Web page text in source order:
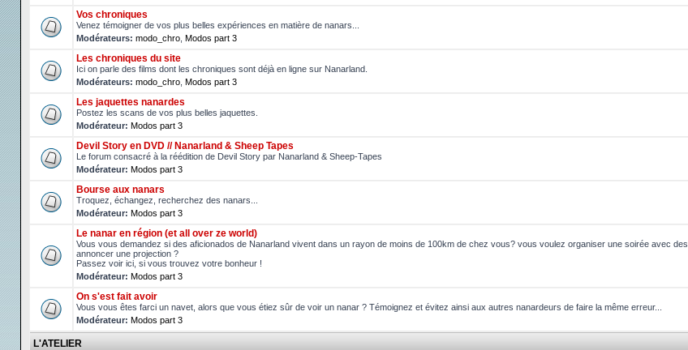
Vos chroniques
Venez témoigner de vos plus belles expériences en matière de nanars...
Modérateurs: modo_chro Modos part 3
Les chroniques du site
Ici on parle des films dont les chroniques sont déjà en ligne sur Nanarland.
Modérateurs: modo_chro Modos part 3
Les jaquettes nanardes
Postez les scans de vos plus belles jaquettes.
Modérateur: Modos part 3
Devil Story en DVD // Nanarland & Sheep Tapes
Le forum consacré à la réédition de Devil Story par Nanarland & Sheep-Tapes
Modérateur: Modos part 3
Bourse aux nanars
Troquez, échangez, recherchez des nanars...
Modérateur: Modos part 3
Le nanar en région (et all over ze world)
Vous vous demandez si des aficionados de Nanarland vivent dans un rayon de moins de 100km de chez vous? vous voulez organiser une soirée avec
annoncer une projection ?
Passez voir ici, si vous trouvez votre bonheur !
Modérateur: Modos part 3
On s'est fait avoir
Vous vous êtes farci un navet, alors que vous étiez sûr de voir un nanar ? Témoignez et évitez ainsi aux autres nanardeurs de faire la même erreur...
Modérateur: Modos part 3
L'ATELIER